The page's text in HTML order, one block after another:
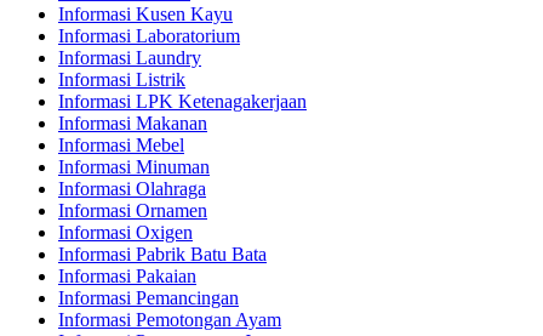
Informasi Kusen Kayu
Informasi Laboratorium
Informasi Laundry
Informasi Listrik
Informasi LPK Ketenagakerjaan
Informasi Makanan
Informasi Mebel
Informasi Minuman
Informasi Olahraga
Informasi Ornamen
Informasi Oxigen
Informasi Pabrik Batu Bata
Informasi Pakaian
Informasi Pemancingan
Informasi Pemotongan Ayam